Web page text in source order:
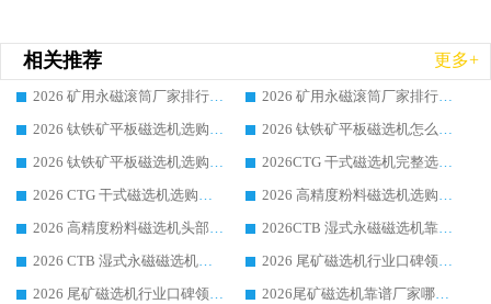
相关推荐 更多+
2026 矿用永磁滚筒厂家排行榜选购干货指南 行业口碑标杆华体会手机网页版-华体会(中国) 实力出众
2026 矿用永磁滚筒厂家排行榜选购指南，行业口碑领域强者华体会手机网页版-华体会(中国)
2026 钛铁矿平板磁选机选购全攻略 市场公认优质品牌厂家实力排行榜
2026 钛铁矿平板磁选机怎么选 靠谱生产企业实力排行榜选购参考攻略
2026 钛铁矿平板磁选机选购指南 行业口碑优选品牌生产企业实力排行榜
2026CTG 干式磁选机完整选购指南 行业口碑顶尖靠谱生产龙头厂家实力推荐
2026 CTG 干式磁选机选购指南|行业口碑靠谱生产厂家领域强者推荐
2026 高精度粉料磁选机选购全攻略 行业优质品牌华体会手机网页版-华体会(中国) 实力深度解析
2026 高精度粉料磁选机头部厂家选购指南 行业口碑靠谱品牌推荐 领域强者华体会手机网页版-华体会(中国) 解析
2026CTB 湿式永磁磁选机靠谱厂家实力排行榜 铁矿选矿设备采购全流程选购指南
2026 CTB 湿式永磁磁选机选购指南|行业口碑良好品牌推荐，领域强者华体会手机网页版-华体会(中国)
2026 尾矿磁选机行业口碑领域强者，源头直供国内主流厂家华体会手机网页版-华体会(中国) 一站式服务
2026 尾矿磁选机行业口碑领域强者，源头直供国内主流厂家华体会手机网页版-华体会(中国) 一站式服务
2026尾矿磁选机靠谱厂家哪家好 行业口碑领域强者华体会手机网页版-华体会(中国) 推荐